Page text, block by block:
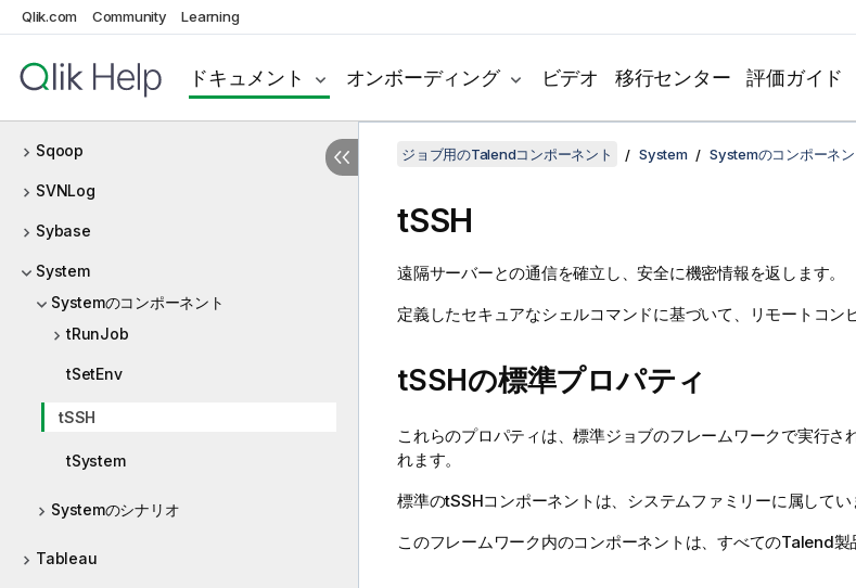
Qlik.com Community Learning
ドキュメント オンボーディング ビデオ 移行センター 評価ガイド
Splunk
SQLite
Sqoop
SVNLog
Sybase
System
Systemのコンポーネント
tRunJob
tSetEnv
tSSH
tSystem
Systemのシナリオ
Tableau
ジョブ用のTalendコンポーネント System Systemのコンポーネン
tSSH
遠隔サーバーとの通信を確立し、安全に機密情報を返します。
定義したセキュアなシェルコマンドに基づいて、リモートコン
tSSHの標準プロパティ
これらのプロパティは、標準ジョブのフレームワークで実行さ
れます。
標準のtSSHコンポーネントは、 システムファミリーに属してい
このフレームワーク内のコンポーネントは、すべてのTalend製